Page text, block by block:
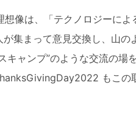
像は、「テクノロジーに
集まって意見交換し、山の
キャンプ”のような交流の場
もこの